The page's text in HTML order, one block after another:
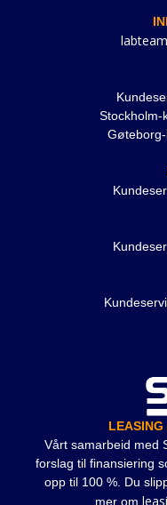
Stockholm-
LEASING
Vårt samarbeid med
forslag til finansiering
opp til 100 %. Du
mer om